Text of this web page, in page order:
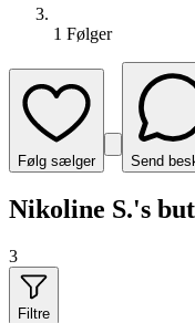
1 Følger
Følg sælger Send
Nikoline S.'s
3
Filtre